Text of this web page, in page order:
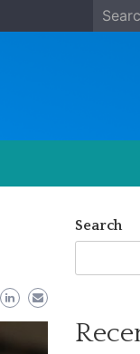
Search
for:
Search